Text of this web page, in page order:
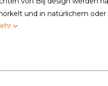
und in natürlichem